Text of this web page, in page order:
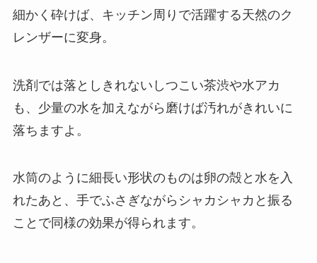
細かく砕けば、キッチン周りで活躍する天然のク
レンザーに変身。
洗剤では落としきれないしつこい茶渋や水アカ
も、少量の水を加えながら磨けば汚れがきれいに
落ちますよ。
水筒のように細長い形状のものは卵の殻と水を入
れたあと、手でふさぎながらシャカシャカと振る
ことで同様の効果が得られます。